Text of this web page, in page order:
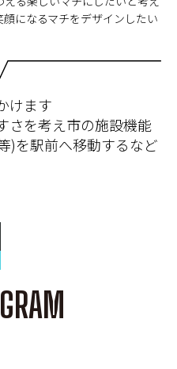
になるマチをデザインしたい
けます
を考え市の施設機能
)を駅前へ移動するなど